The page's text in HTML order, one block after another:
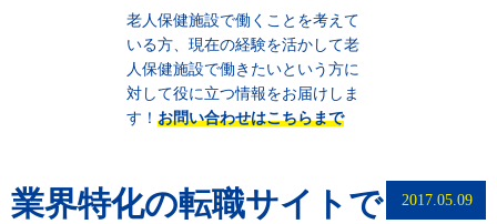
老人保健施設で働くことを考えて
いる方、現在の経験を活かして老
人保健施設で働きたいという方に
対して役に立つ情報をお届けしま
す！ お問い合わせはこちらまで
業界特化の転職サイトで 2017.05.09